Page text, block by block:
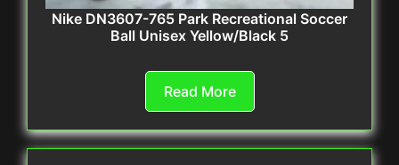
Nike DN3607-765 Park Recreational Soccer
Ball Unisex Yellow/Black 5
Read More